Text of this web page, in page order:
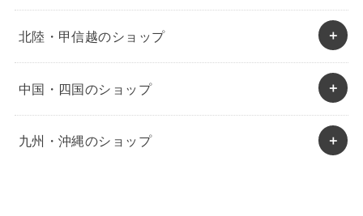
北陸・甲信越のショップ
中国・四国のショップ
九州・沖縄のショップ